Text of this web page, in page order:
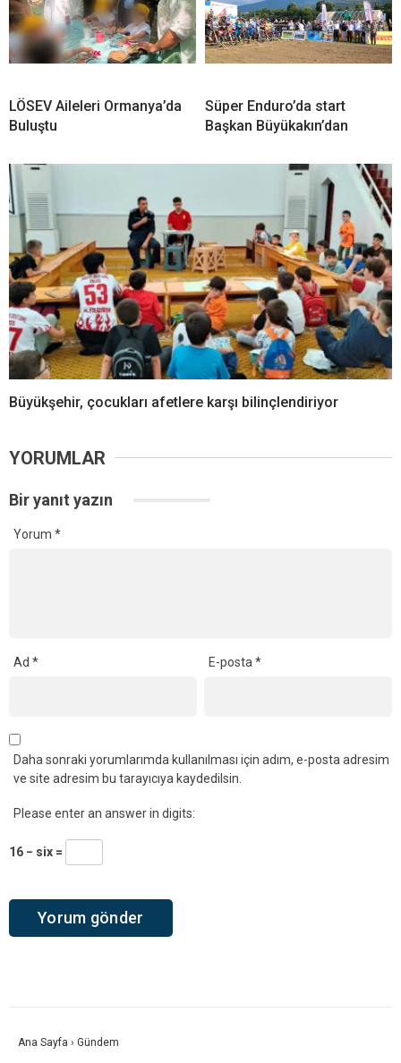
LÖSEV Aileleri Ormanya’da
Buluştu
Süper Enduro’da start
Başkan Büyükakın’dan
Büyükşehir, çocukları afetlere karşı bilinçlendiriyor
YORUMLAR
Bir yanıt yazın
Yorum *
Ad * E-posta*
Daha sonraki yorumlarımda kullanılması için adım, e-posta adresim
ve site adresim bu tarayıcıya kaydedilsin.
Please enter an answer in digits:
16 − six =
Ana Sayfa › Gündem